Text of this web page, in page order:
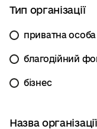
Тип організації
приватна особа
благодійний
бізнес
Назва організації